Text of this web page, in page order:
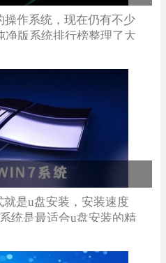
作系统，现在仍有不少
净版系统排行榜整理了大
用户快来下载吧！
是u盘安装，安装速度
统是最适合u盘安装的精
合各台式机和笔记本的